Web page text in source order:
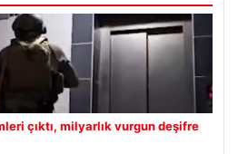
çıktı, milyarlık vurgun deşifre